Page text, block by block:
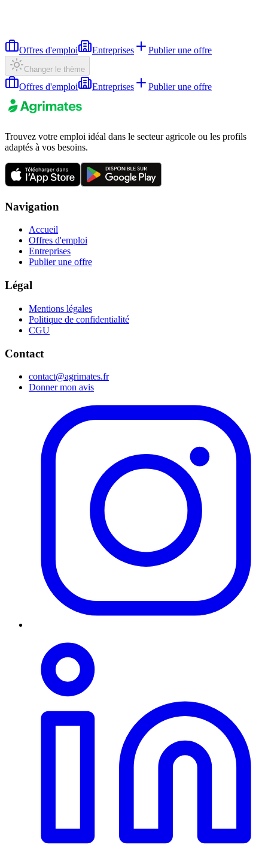
Offres d'emploi Entreprises Publier une offre
Changer le thème
Offres d'emploi Entreprises Publier une offre
Trouvez votre emploi idéal dans le secteur agricole ou les profils
adaptés à vos besoins.
Navigation
Accueil
Offres d'emploi
Entreprises
Publier une offre
Légal
Mentions légales
Politique de confidentialité
CGU
Contact
contact@agrimates.fr
Donner mon avis